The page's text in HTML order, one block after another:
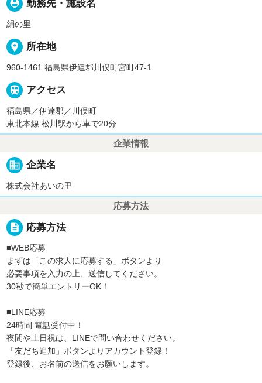
person_pin 勤務先・施設名
絹の里
place 所在地
960-1461 福島県伊達郡川俣町宮町47-1
 アクセス
福島県／伊達郡／川俣町
東北本線 松川駅から車で20分
企業情報
business 企業名
株式会社あいの里
応募方法
description 応募方法
■WEB応募
まずは「この求人に応募する」ボタンより
必要事項を入力の上、送信してください。
30秒で簡単エントリーOK！
■LINE応募
24時間 電話受付中！
夜間や土日祝は、LINEで問い合わせください。
「友だち追加」ボタンよりアカウント登録！
登録後、お名前の送信をお願いします。